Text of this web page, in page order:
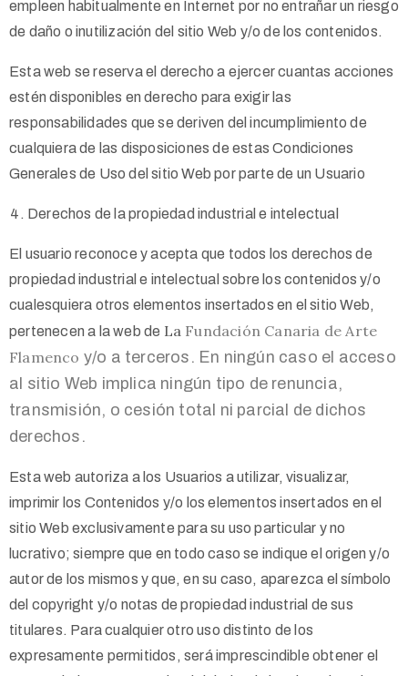
empleen habitualmente en Internet por no entrañar un riesgo
de daño o inutilización del sitio Web y/o de los contenidos.
Esta web se reserva el derecho a ejercer cuantas acciones
estén disponibles en derecho para exigir las
responsabilidades que se deriven del incumplimiento de
cualquiera de las disposiciones de estas Condiciones
Generales de Uso del sitio Web por parte de un Usuario
Derechos de la propiedad industrial e intelectual
El usuario reconoce y acepta que todos los derechos de
propiedad industrial e intelectual sobre los contenidos y/o
cualesquiera otros elementos insertados en el sitio Web,
pertenecen a la web de La Fundación Canaria de Arte
Flamenco y/o a terceros. En ningún caso el acceso
al sitio Web implica ningún tipo de renuncia,
transmisión, o cesión total ni parcial de dichos
derechos.
Esta web autoriza a los Usuarios a utilizar, visualizar,
imprimir los Contenidos y/o los elementos insertados en el
sitio Web exclusivamente para su uso particular y no
lucrativo; siempre que en todo caso se indique el origen y/o
autor de los mismos y que, en su caso, aparezca el símbolo
del copyright y/o notas de propiedad industrial de sus
titulares. Para cualquier otro uso distinto de los
expresamente permitidos, será imprescindible obtener el